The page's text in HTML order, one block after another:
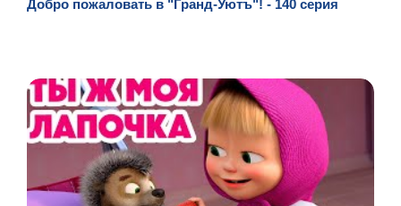
Добро пожаловать в "Гранд-Уютъ"! - 140 серия